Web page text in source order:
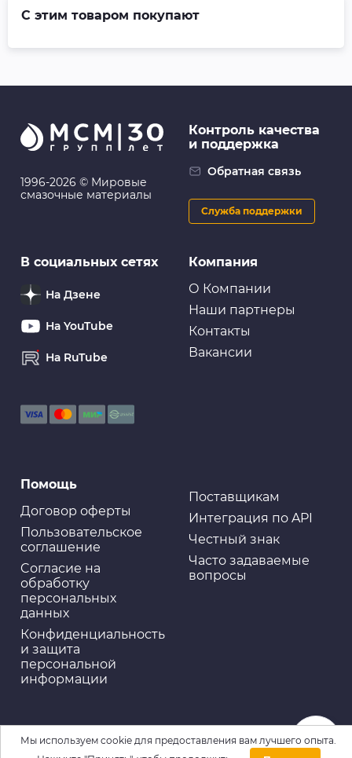
С этим товаром покупают
1996-2026 © Мировые
смазочные материалы
Компания
О Компании
Наши партнеры
Контакты
Вакансии
Помощь
Договор оферты
Пользовательское
соглашение
Cогласие на
обработку
персональных
данных
Конфиденциальность
и защита
персональной
информации
Поставщикам
Интеграция по API
Честный знак
Часто задаваемые
вопросы
Контроль качества
и поддержка
Обратная связь
Служба поддержки
В социальных сетях
На Дзене
На YouTube
На RuTube
Мы используем cookie для предоставления вам лучшего опыта.